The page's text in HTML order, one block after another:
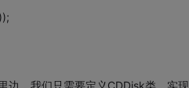
边，我们只需要定义CDDisk类，实